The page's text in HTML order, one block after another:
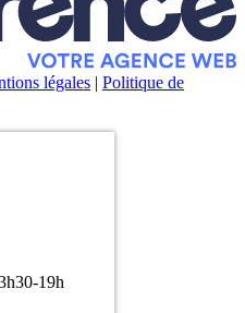
légales | Politique de
19h